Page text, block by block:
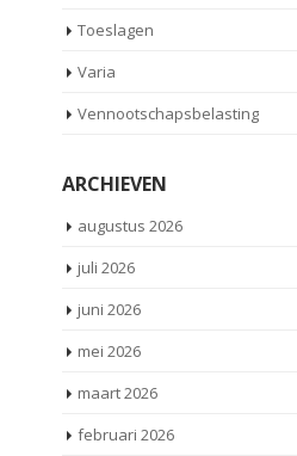
Toeslagen
Varia
Vennootschapsbelasting
ARCHIEVEN
augustus 2026
juli 2026
juni 2026
mei 2026
maart 2026
februari 2026